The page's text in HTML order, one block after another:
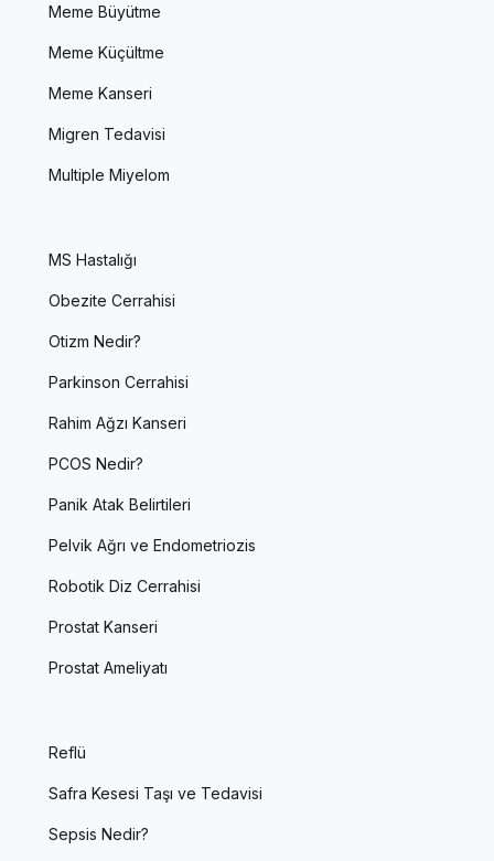
Meme Büyütme
Meme Küçültme
Meme Kanseri
Migren Tedavisi
Multiple Miyelom
MS Hastalığı
Obezite Cerrahisi
Otizm Nedir?
Parkinson Cerrahisi
Rahim Ağzı Kanseri
PCOS Nedir?
Panik Atak Belirtileri
Pelvik Ağrı ve Endometriozis
Robotik Diz Cerrahisi
Prostat Kanseri
Prostat Ameliyatı
Reflü
Safra Kesesi Taşı ve Tedavisi
Sepsis Nedir?